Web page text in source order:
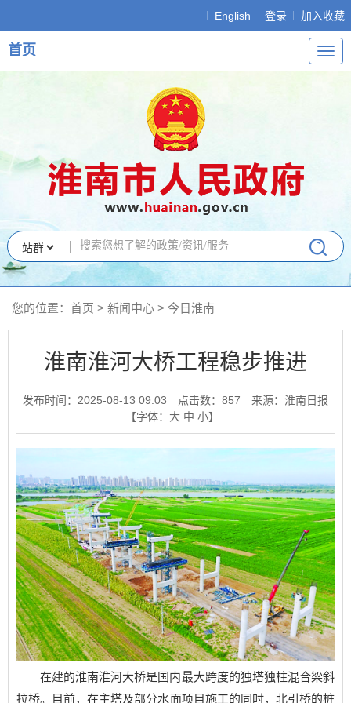
English 登录 加入收藏
导
航
首页
您的位置： 首页 > 新闻中心 > 今日淮南
淮南淮河大桥工程稳步推进
发布时间：2025-08-13 09:03 点击数： 857
来源：淮南日报
【字体： 大 中 小】
在建的淮南淮河大桥是国内最大跨度的独塔独柱混合梁斜
拉桥。目前，在主塔及部分水面项目施工的同时，北引桥的桩